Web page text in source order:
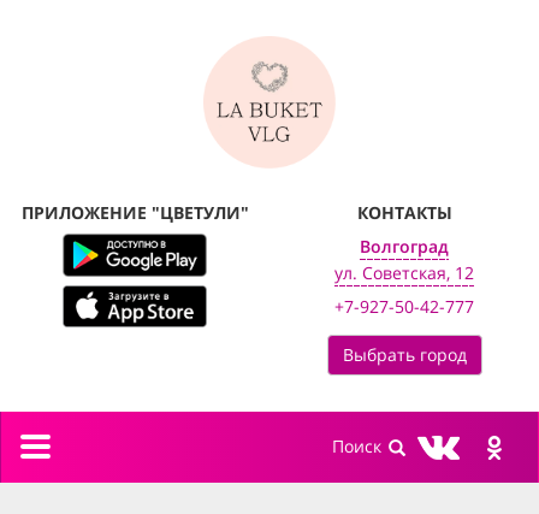
ПРИЛОЖЕНИЕ "ЦВЕТУЛИ"
КОНТАКТЫ
Волгоград
ул. Советская, 12
+7-927-50-42-777
Выбрать город
Toggle